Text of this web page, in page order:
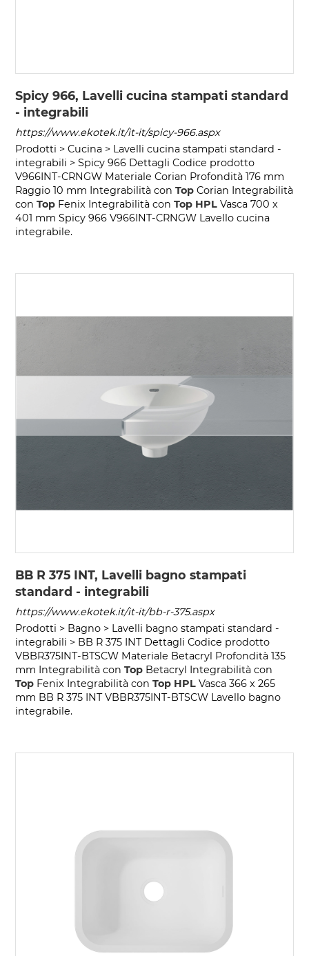
Spicy 966, Lavelli cucina stampati standard
- integrabili
https://www.ekotek.it/it-it/spicy-966.aspx
Prodotti > Cucina > Lavelli cucina stampati standard -
integrabili > Spicy 966 Dettagli Codice prodotto
V966INT-CRNGW Materiale Corian Profondità 176 mm
Raggio 10 mm Integrabilità conTop Corian Integrabilità
conTop Fenix Integrabilità conTop HPL Vasca 700 x
401 mm Spicy 966 V966INT-CRNGW Lavello cucina
integrabile.
BB R 375 INT, Lavelli bagno stampati
standard - integrabili
https://www.ekotek.it/it-it/bb-r-375.aspx
Prodotti > Bagno > Lavelli bagno stampati standard -
integrabili > BB R 375 INT Dettagli Codice prodotto
VBBR375INT-BTSCW Materiale Betacryl Profondità 135
mm Integrabilità conTop Betacryl Integrabilità con
Top Fenix Integrabilità conTop HPL Vasca 366 x 265
mm BB R 375 INT VBBR375INT-BTSCW Lavello bagno
integrabile.